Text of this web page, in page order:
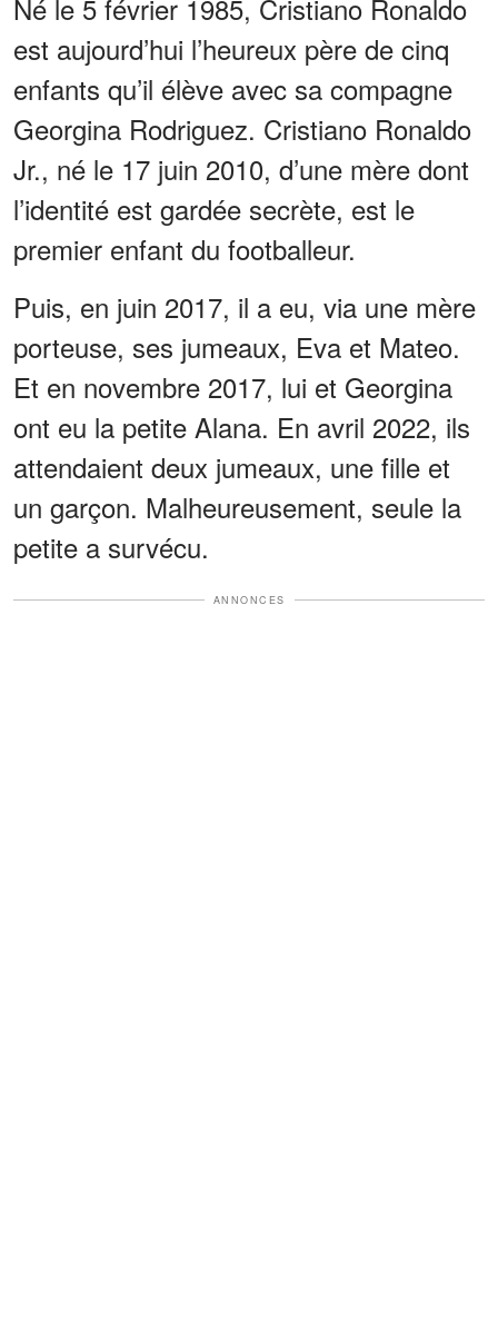
Né le 5 février 1985, Cristiano Ronaldo
est aujourd’hui l’heureux père de cinq
enfants qu’il élève avec sa compagne
Georgina Rodriguez. Cristiano Ronaldo
Jr., né le 17 juin 2010, d’une mère dont
l’identité est gardée secrète, est le
premier enfant du footballeur.
Puis, en juin 2017, il a eu, via une mère
porteuse, ses jumeaux, Eva et Mateo.
Et en novembre 2017, lui et Georgina
ont eu la petite Alana. En avril 2022, ils
attendaient deux jumeaux, une fille et
un garçon. Malheureusement, seule la
petite a survécu.
ANNONCES